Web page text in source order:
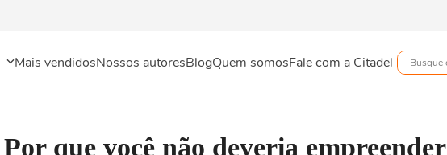
Mais vendidosNossos autoresBlogQuem somosFale com a Citadel
Por que você não deveria empreender